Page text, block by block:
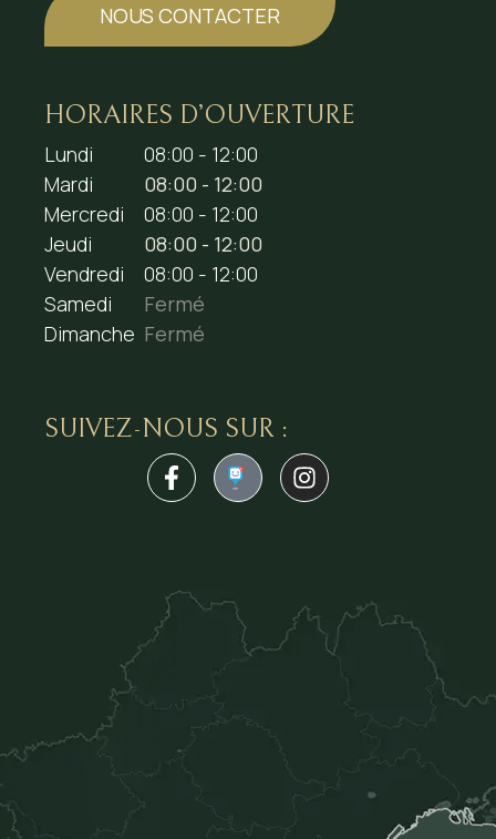
NOUS CONTACTER
HORAIRES D’OUVERTURE
Lundi
08:00 - 12:00
Mardi
08:00 - 12:00
Mercredi
08:00 - 12:00
Jeudi
08:00 - 12:00
Vendredi
08:00 - 12:00
Samedi
Fermé
Dimanche Fermé
SUIVEZ-NOUS SUR :
1